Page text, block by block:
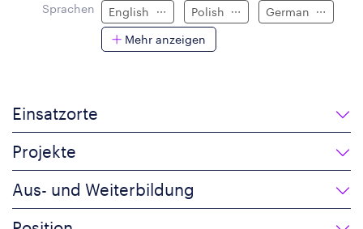
Sprachen English Polish
German
Mehr anzeigen
Einsatzorte
Projekte
Aus- und Weiterbildung